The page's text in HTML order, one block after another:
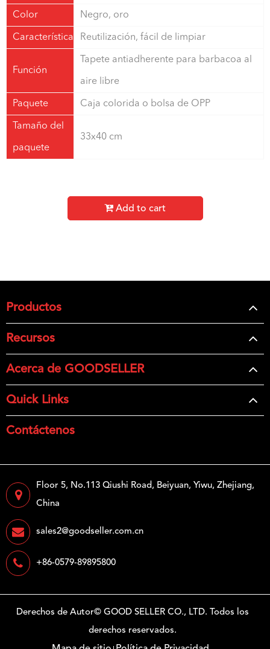
Color Negro, oro
Característica Reutilización, fácil de limpiar
Función
Tapete antiadherente para barbacoa al
aire libre
Paquete Caja colorida o bolsa de OPP
Tamaño del
paquete
33x40 cm
Add to cart
Productos
Recursos
Acerca de GOODSELLER
Quick Links
Contáctenos
Floor 5, No.113 Qiushi Road, Beiyuan, Yiwu, Zhejiang,
China
sales2@goodseller.com.cn
+86-0579-89895800
Derechos de Autor© GOOD SELLER CO., LTD. Todos los
derechos reservados.